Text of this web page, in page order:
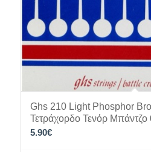
Ghs 210 Light Phosphor
Τετράχορδο Τενόρ
5.90€